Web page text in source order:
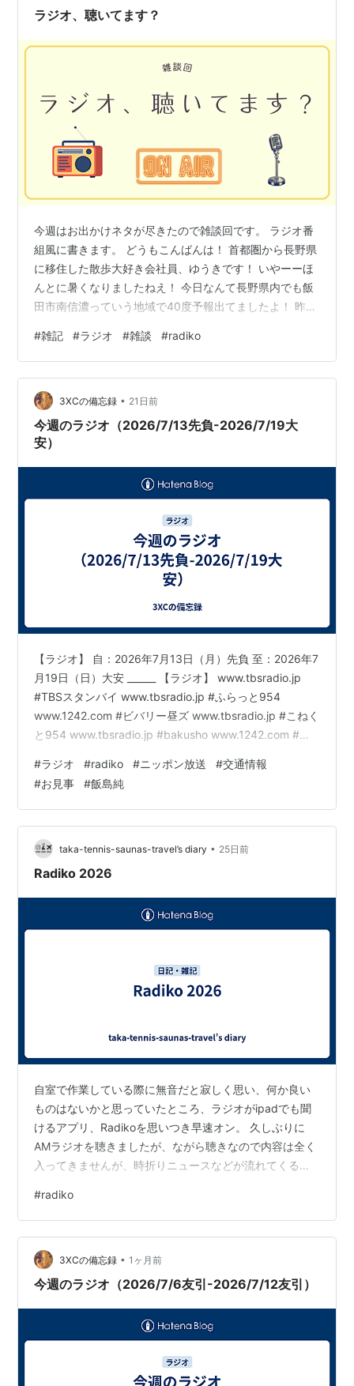
ラジオ、聴いてます？
今週はお出かけネタが尽きたので雑談回です。 ラジオ番
組風に書きます。 どうもこんばんは！ 首都圏から長野県
に移住した散歩大好き会社員、ゆうきです！ いやーーほ
んとに暑くなりましたねえ！ 今日なんて長野県内でも飯
田市南信濃っていう地域で40度予報出てましたよ！ 昨日
んだろうこの先の時代！って不安に思ったりもしちゃい
ました。 さてさて今週のブログはネタが無いので、ちょ
っと皆さんに聞いてみたかった事をざっくりと聞いてみ
ます。 何かというと・・・・ 皆さん「ラジオ、聴いてま
す？」ということ。 今の時代、Youtubeやらネットフリ
ックスやらSNSやら…
#雑記 #ラジオ #雑談 #radiko
3XCの備忘録 • 21日前
今週のラジオ（2026/7/13先負-2026/7/19大
安）
【ラジオ】 自：2026年7月13日（月）先負 至：2026年7
月19日（日）大安 ______ 【ラジオ】 www.tbsradio.jp
#TBSスタンバイ www.tbsradio.jp #ふらっと954
www.1242.com #ビバリー昼ズ www.tbsradio.jp #こねく
と954 www.tbsradio.jp #bakusho www.1242.com #垣
www.1242.com #中川家ラジオショー www.tbsradio.jp #
えんがわ www.tbsradio.jp #guchi954 www.tbs…
#ラジオ #radiko #ニッポン放送 #交通情報
#お見事 #飯島純
taka-tennis-saunas-travel’s diary • 25日前
Radiko 2026
自室で作業している際に無音だと寂しく思い、何か良い
ものはないかと思っていたところ、ラジオがipadでも聞
けるアプリ、Radikoを思いつき早速オン。 久しぶりに
AMラジオを聴きましたが、ながら聴きなので内容は全く
入ってきませんが、時折りニュースなどが流れてくるの
り、好みのものではないと不快なのでラジオがちょうど
いいですね。 本日も最後までお読みいただきありがとう
ございました。 ランキング参加中【公式】2025年開設ブ
ログ
#radiko
3XCの備忘録 • 1ヶ月前
今週のラジオ（2026/7/6友引-2026/7/12友引）